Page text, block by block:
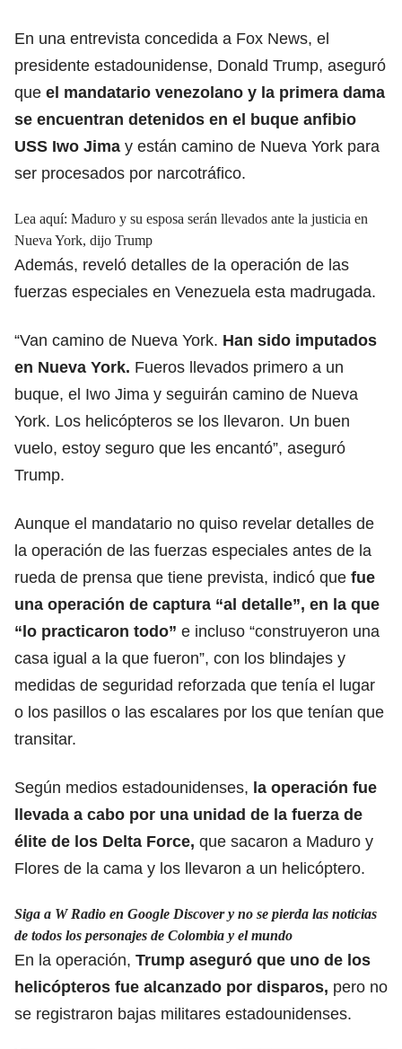
En una entrevista concedida a Fox News, el
presidente estadounidense, Donald Trump, aseguró
que el mandatario venezolano y la primera dama
se encuentran detenidos en el buque anfibio
USS Iwo Jima y están camino de Nueva York para
ser procesados por narcotráfico.
Lea aquí: Maduro y su esposa serán llevados ante la justicia en
Nueva York, dijo Trump
Además, reveló detalles de la operación de las
fuerzas especiales en Venezuela esta madrugada.
“Van camino de Nueva York. Han sido imputados
en Nueva York. Fueros llevados primero a un
buque, el Iwo Jima y seguirán camino de Nueva
York. Los helicópteros se los llevaron. Un buen
vuelo, estoy seguro que les encantó”, aseguró
Trump.
Aunque el mandatario no quiso revelar detalles de
la operación de las fuerzas especiales antes de la
rueda de prensa que tiene prevista, indicó que fue
una operación de captura “al detalle”, en la que
“lo practicaron todo” e incluso “construyeron una
casa igual a la que fueron”, con los blindajes y
medidas de seguridad reforzada que tenía el lugar
o los pasillos o las escalares por los que tenían que
transitar.
Según medios estadounidenses, la operación fue
llevada a cabo por una unidad de la fuerza de
élite de los Delta Force, que sacaron a Maduro y
Flores de la cama y los llevaron a un helicóptero.
Siga a W Radio en Google Discover y no se pierda las noticias
de todos los personajes de Colombia y el mundo
En la operación, Trump aseguró que uno de los
helicópteros fue alcanzado por disparos, pero no
se registraron bajas militares estadounidenses.